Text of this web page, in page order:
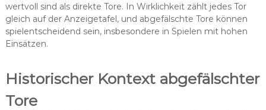
wertvoll sind als direkte Tore. In Wirklichkeit zählt jedes Tor
gleich auf der Anzeigetafel, und abgefälschte Tore können
spielentscheidend sein, insbesondere in Spielen mit hohen
Einsätzen.
Historischer Kontext abgefälschter
Tore